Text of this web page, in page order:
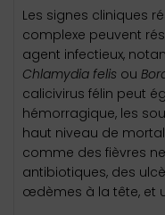
Les signes cliniques
complexe peuvent
agent infectieux,
Chlamydia felis ou
calicivirus félin peut
hémorragique, les
haut niveau de
comme des fièvres
antibiotiques, des
œdèmes à la tête, et